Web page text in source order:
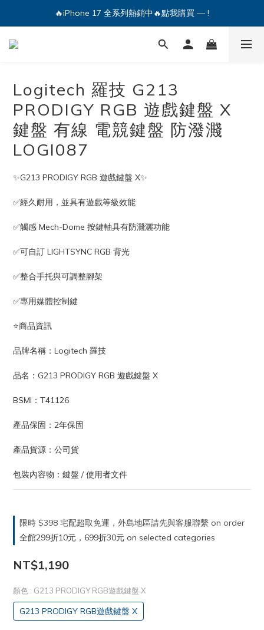
🔥iPhone 17 全系列熱銷中🔥點我購買 — !
💕加入Q哥 Line 新好友領優惠券！🎫
🔥iPhone 17 全系列熱銷中🔥點我購買 — !
Logitech 羅技 G213
PRODIGY RGB 遊戲鍵盤 X
鍵盤 有線 電競鍵盤 防潑濺
LOGI087
✨G213 PRODIGY RGB 遊戲鍵盤 X✨
✅經久耐用，並具有遊戲等級效能
✅觸感 Mech-Dome 按鍵軸具有防濺灑功能
✅可自訂 LIGHTSYNC RGB 背光
✅整合手托與可調整腳架
✅專用媒體控制鍵
⭐️商品資訊
品牌名稱：Logitech 羅技
品名：G213 PRODIGY RGB 遊戲鍵盤 X
BSMI：T41126
產品保固：2年保固
產品貨源：公司貨
包裝內容物：鍵盤 / 使用者文件
限時 $398 宅配超取免運，外島地區請先與客服聯繫 on order
全館299折10元，699折30元 on selected categories
NT$1,190
顏色 : G213 PRODIGY RGB遊戲鍵盤 X
G213 PRODIGY RGB遊戲鍵盤 X